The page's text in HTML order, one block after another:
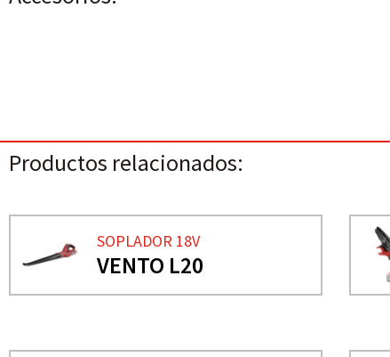
Productos relacionados:
SOPLADOR 18V
VENTO L20